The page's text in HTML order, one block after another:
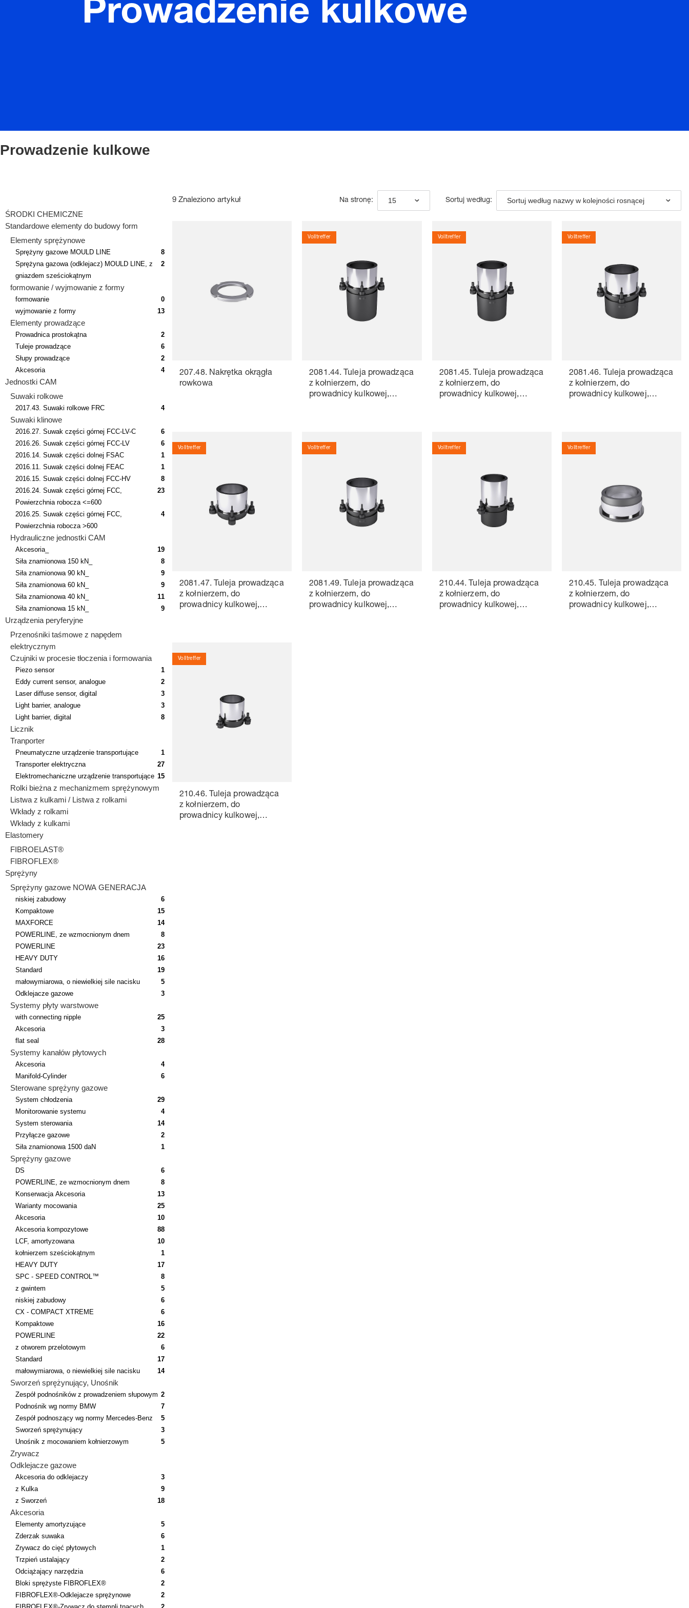
Prowadzenie kulkowe
Prowadzenie kulkowe
ŚRODKI CHEMICZNE
Standardowe elementy do budowy form
Elementy sprężynowe
Sprężyny gazowe MOULD LINE
8
Sprężyna gazowa (odklejacz) MOULD LINE, z
gniazdem sześciokątnym
2
formowanie / wyjmowanie z formy
formowanie
0
wyjmowanie z formy
13
Elementy prowadzące
Prowadnica prostokątna
2
Tuleje prowadzące
6
Słupy prowadzące
2
Akcesoria
4
Jednostki CAM
Suwaki rolkowe
2017.43. Suwaki rolkowe FRC 4
Suwaki klinowe
2016.27. Suwak części górnej FCC-LV-C
6
2016.26. Suwak części górnej FCC-LV
6
2016.14. Suwak części dolnej FSAC
1
2016.11. Suwak części dolnej FEAC
1
2016.15. Suwak części dolnej FCC-HV
8
2016.24. Suwak części górnej FCC,
Powierzchnia robocza <=600
23
2016.25. Suwak części górnej FCC,
Powierzchnia robocza >600
4
Hydrauliczne jednostki CAM
Akcesoria_
19
Siła znamionowa 150 kN_
8
Siła znamionowa 90 kN_
9
Siła znamionowa 60 kN_
9
Siła znamionowa 40 kN_
11
Siła znamionowa 15 kN_
9
Urządzenia peryferyjne
Przenośniki taśmowe z napędem
elektrycznym
Czujniki w procesie tłoczenia i formowania
Piezo sensor
1
Eddy current sensor, analogue
2
Laser diffuse sensor, digital
3
Light barrier, analogue
3
Light barrier, digital
8
Licznik
Tranporter
Pneumatyczne urządzenie transportujące
1
Transporter elektryczna
27
Elektromechaniczne urządzenie transportujące 15
Rolki bieżna z mechanizmem sprężynowym
Listwa z kulkami / Listwa z rolkami
Wkłady z rolkami
Wkłady z kulkami
Elastomery
FIBROELAST®
FIBROFLEX®
Sprężyny
Sprężyny gazowe NOWA GENERACJA
niskiej zabudowy
6
Kompaktowe
15
MAXFORCE
14
POWERLINE, ze wzmocnionym dnem
8
POWERLINE
23
HEAVY DUTY
16
Standard
19
małowymiarowa, o niewielkiej sile nacisku
5
Odklejacze gazowe
3
Systemy płyty warstwowe
with connecting nipple
25
Akcesoria
3
flat seal
28
Systemy kanałów płytowych
Akcesoria
4
Manifold-Cylinder
6
Sterowane sprężyny gazowe
System chłodzenia
29
Monitorowanie systemu
4
System sterowania
14
Przyłącze gazowe
2
Siła znamionowa 1500 daN
1
Sprężyny gazowe
DS
6
POWERLINE, ze wzmocnionym dnem
8
Konserwacja Akcesoria
13
Warianty mocowania
25
Akcesoria
10
Akcesoria kompozytowe
88
LCF, amortyzowana
10
kołnierzem sześciokątnym
1
HEAVY DUTY
17
SPC - SPEED CONTROL™
8
z gwintem
5
niskiej zabudowy
6
CX - COMPACT XTREME
6
Kompaktowe
16
POWERLINE
22
z otworem przelotowym
6
Standard
17
małowymiarowa, o niewielkiej sile nacisku
14
Sworzeń sprężynujący, Unośnik
Zespół podnośników z prowadzeniem słupowym 2
Podnośnik wg normy BMW
7
Zespół podnoszący wg normy Mercedes-Benz
5
Sworzeń sprężynujący
3
Unośnik z mocowaniem kołnierzowym
5
Zrywacz
Odklejacze gazowe
Akcesoria do odklejaczy
3
z Kulka
9
z Sworzeń
18
Akcesoria
Elementy amortyzujące
5
Zderzak suwaka
6
Zrywacz do cięć płytowych
1
Trzpień ustalający
2
Odciążający narzędzia
6
Bloki sprężyste FIBROFLEX®
2
FIBROFLEX®-Odklejacze sprężynowe
2
9 Znaleziono artykuł Na stronę: 15 Sortuj według: Sortuj według nazwy w kolejności rosnącej
207.48. Nakrętka okrągła
rowkowa
Volltreffer
2081.44. Tuleja prowadząca
z kołnierzem, do
prowadnicy kulkowej,
Volltreffer
2081.45. Tuleja prowadząca
z kołnierzem, do
prowadnicy kulkowej,
Volltreffer
2081.46. Tuleja prowadząca
z kołnierzem, do
prowadnicy kulkowej,
Volltreffer
2081.47. Tuleja prowadząca
z kołnierzem, do
prowadnicy kulkowej,
Volltreffer
2081.49. Tuleja prowadząca
z kołnierzem, do
prowadnicy kulkowej,
Volltreffer
210.44. Tuleja prowadząca
z kołnierzem, do
prowadnicy kulkowej,
Volltreffer
210.45. Tuleja prowadząca
z kołnierzem, do
prowadnicy kulkowej,
Volltreffer
210.46. Tuleja prowadząca
z kołnierzem, do
prowadnicy kulkowej,